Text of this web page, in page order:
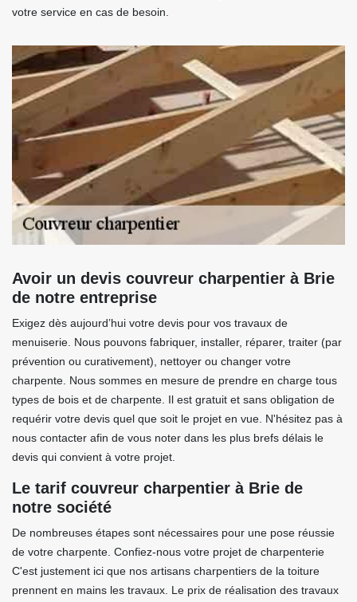
votre service en cas de besoin.
Avoir un devis couvreur charpentier à Brie
de notre entreprise
Exigez dès aujourd’hui votre devis pour vos travaux de
menuiserie. Nous pouvons fabriquer, installer, réparer, traiter (par
prévention ou curativement), nettoyer ou changer votre
charpente. Nous sommes en mesure de prendre en charge tous
types de bois et de charpente. Il est gratuit et sans obligation de
requérir votre devis quel que soit le projet en vue. N'hésitez pas à
nous contacter afin de vous noter dans les plus brefs délais le
devis qui convient à votre projet.
Le tarif couvreur charpentier à Brie de
notre société
De nombreuses étapes sont nécessaires pour une pose réussie
de votre charpente. Confiez-nous votre projet de charpenterie
C'est justement ici que nos artisans charpentiers de la toiture
prennent en mains les travaux. Le prix de réalisation des travaux